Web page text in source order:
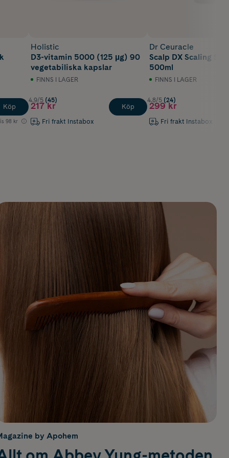
98 kr
Köp
Holistic
D3-vitamin 5000 (125 µg) 90
vegetabiliska kapslar
FINNS I LAGER
4.9/5 (45)
217 kr
Fri frakt Instabox
Köp
Dr Ceuracle
Scalp DX Scaling
500ml
FINNS I LAGER
4.8/5 (24)
299 kr
Fri frakt Instabox
by Apohem